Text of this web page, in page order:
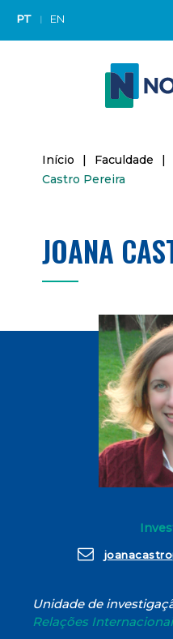
PT EN
Início | Faculdade |
Castro Pereira
JOANA
Unidade de
Relações